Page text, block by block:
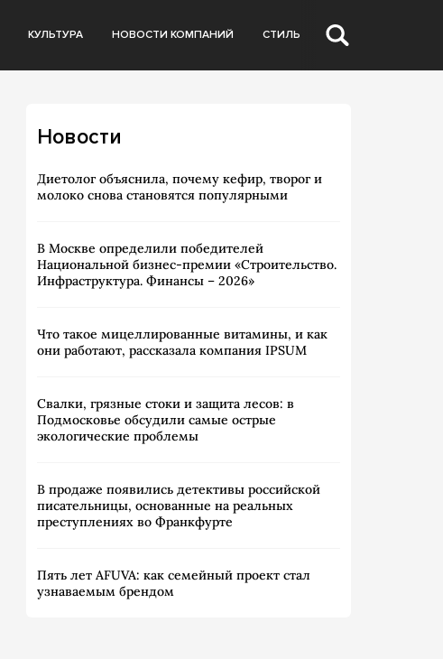
КУЛЬТУРА НОВОСТИ КОМПАНИЙ СТИЛЬ
Новости
Диетолог объяснила, почему кефир, творог и
молоко снова становятся популярными
В Москве определили победителей
Национальной бизнес-премии «Строительство.
Инфраструктура. Финансы – 2026»
Что такое мицеллированные витамины, и как
они работают, рассказала компания IPSUM
Свалки, грязные стоки и защита лесов: в
Подмосковье обсудили самые острые
экологические проблемы
В продаже появились детективы российской
писательницы, основанные на реальных
преступлениях во Франкфурте
Пять лет AFUVA: как семейный проект стал
узнаваемым брендом